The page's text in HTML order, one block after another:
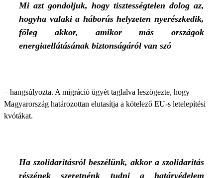
Mi azt gondoljuk, hogy tisztességtelen dolog az,
hogyha valaki a háborús helyzeten nyerészkedik,
főleg akkor, amikor más országok
energiaellátásának biztonságáról van szó
– hangsúlyozta. A migráció ügyét taglalva leszögezte, hogy
Magyarország határozottan elutasítja a kötelező EU-s letelepítési
kvótákat.
Ha szolidaritásról beszélünk, akkor a szolidaritás
részének szeretnénk tudni a határvédelem